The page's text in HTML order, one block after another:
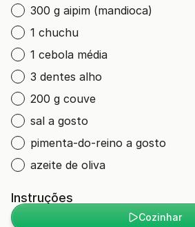
300 g aipim (mandioca)
1 chuchu
1 cebola média
3 dentes alho
200 g couve
sal a gosto
pimenta-do-reino a gosto
azeite de oliva
Instruções
Cozinhar